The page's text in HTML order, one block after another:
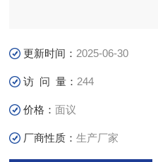
更新时间： 2025-06-30
访 问 量： 244
价格：面议
厂商性质：生产厂家